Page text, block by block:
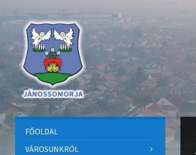
to
content
to
left
to
footer
FŐOLDAL
VÁROSUNKRÓL